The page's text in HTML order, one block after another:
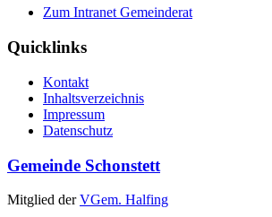
Zum Intranet Gemeinderat
Quicklinks
Kontakt
Inhaltsverzeichnis
Impressum
Datenschutz
Gemeinde Schonstett
Mitglied derVGem. Halfing